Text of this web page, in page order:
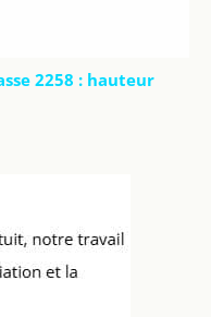
2258 : hauteur